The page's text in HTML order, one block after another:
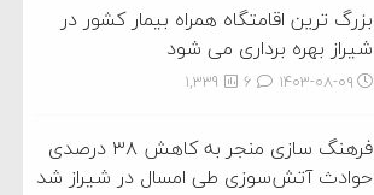
بزرگ ترین اقامتگاه همراه بیمار کشور در
شیراز بهره برداری می شود
۱۴۰۳-۰۸-۰۹ 1,339
فرهنگ سازی منجر به کاهش ۳۸ درصدی
حوادث آتش‌سوزی طی امسال در شیراز شد